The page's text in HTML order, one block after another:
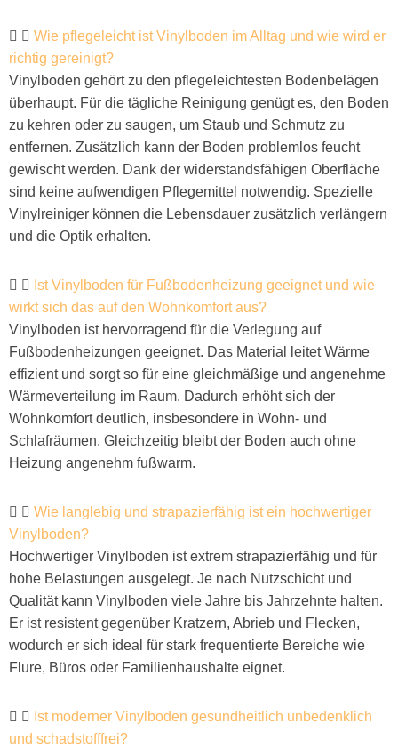
Wie pflegeleicht ist Vinylboden im Alltag und wie wird er
richtig gereinigt?
Vinylboden gehört zu den pflegeleichtesten Bodenbelägen
überhaupt. Für die tägliche Reinigung genügt es, den Boden
zu kehren oder zu saugen, um Staub und Schmutz zu
entfernen. Zusätzlich kann der Boden problemlos feucht
gewischt werden. Dank der widerstandsfähigen Oberfläche
sind keine aufwendigen Pflegemittel notwendig. Spezielle
Vinylreiniger können die Lebensdauer zusätzlich verlängern
und die Optik erhalten.
Ist Vinylboden für Fußbodenheizung geeignet und wie
wirkt sich das auf den Wohnkomfort aus?
Vinylboden ist hervorragend für die Verlegung auf
Fußbodenheizungen geeignet. Das Material leitet Wärme
effizient und sorgt so für eine gleichmäßige und angenehme
Wärmeverteilung im Raum. Dadurch erhöht sich der
Wohnkomfort deutlich, insbesondere in Wohn- und
Schlafräumen. Gleichzeitig bleibt der Boden auch ohne
Heizung angenehm fußwarm.
Wie langlebig und strapazierfähig ist ein hochwertiger
Vinylboden?
Hochwertiger Vinylboden ist extrem strapazierfähig und für
hohe Belastungen ausgelegt. Je nach Nutzschicht und
Qualität kann Vinylboden viele Jahre bis Jahrzehnte halten.
Er ist resistent gegenüber Kratzern, Abrieb und Flecken,
wodurch er sich ideal für stark frequentierte Bereiche wie
Flure, Büros oder Familienhaushalte eignet.
Ist moderner Vinylboden gesundheitlich unbedenklich
und schadstofffrei?